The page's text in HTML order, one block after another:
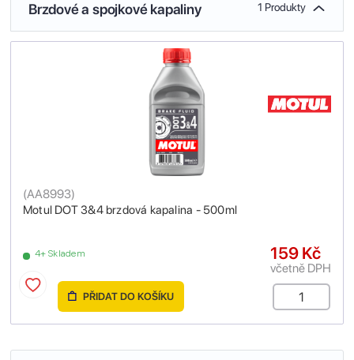
Brzdové a spojkové kapaliny 1 Produkty
Motul DOT 3&4 brzdová kapalina - 500ml
(AA8993)
4+ Skladem 159 Kč
včetně DPH
PŘIDAT DO KOŠÍKU